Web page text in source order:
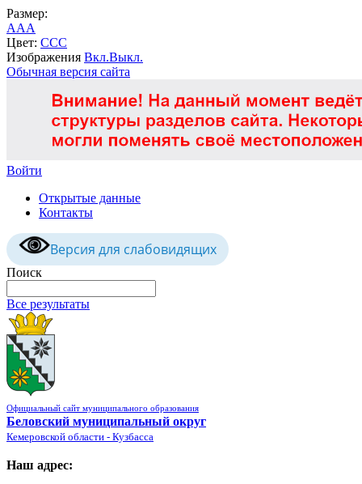
Размер:
AAA
Цвет: CCC
Изображения Вкл.Выкл.
Обычная версия сайта
Войти
Открытые данные
Контакты
Версия для слабовидящих
Поиск
Все результаты
Официальный сайт муниципального образования
Беловский муниципальный округ
Кемеровской области - Кузбасса
Наш адрес: